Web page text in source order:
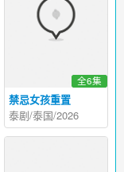
禁忌女孩重置
全6集
泰剧/泰国/2026